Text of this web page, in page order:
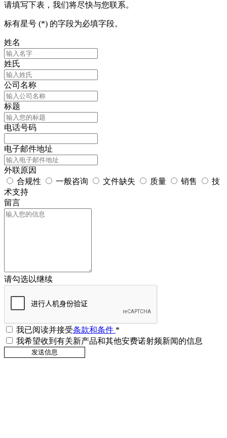
请填写下表，我们将尽快与您联系。
标有星号 (*) 的字段为必填字段。
姓名
姓氏
公司名称
标题
电话号码
电子邮件地址
外联原因
合规性
一般咨询 文件缺失 质量 销售
技
术支持
留言
请勾选以继续
我已阅读并接受条款和条件 *
我希望收到有关新产品和其他安费诺射频新闻的信息